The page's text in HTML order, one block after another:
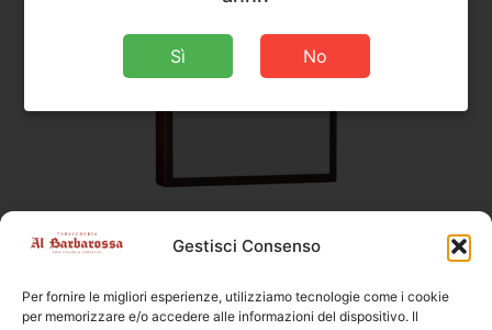
Gestisci Consenso
Per fornire le migliori esperienze, utilizziamo tecnologie come i cookie
per memorizzare e/o accedere alle informazioni del dispositivo. Il
Dannemann
Dannemann Moods Filter
Dimensioni
70 × 8 mm
Sì No